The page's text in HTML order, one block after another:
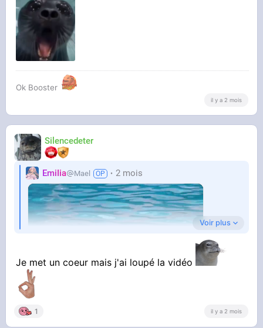
Ok Booster
il y a 2 mois
Silencedeter
EmiIia Mael 2 mois
Voir plus
Je met un coeur mais j'ai loupé la vidéo
1 il y a 2 mois